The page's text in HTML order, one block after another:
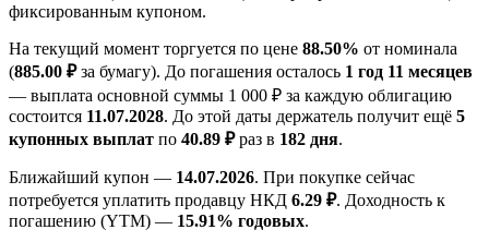
фиксированным купоном.
На текущий момент торгуется по цене 88.50% от номинала
(885.00 ₽за бумагу). До погашения осталось 1 год 11 месяцев
— выплата основной суммы 1 000 ₽ за каждую облигацию
состоится 11.07.2028. До этой даты держатель получит ещё 5
купонных выплат по 40.89 ₽раз в 182 дня.
Ближайший купон — 14.07.2026. При покупке сейчас
потребуется уплатить продавцу НКД 6.29 ₽. Доходность к
погашению (YTM) — 15.91% годовых.